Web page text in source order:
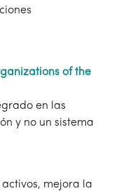
of the
en las
y no un sistema
mejora la